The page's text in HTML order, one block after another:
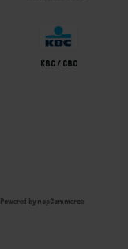
KBC / CBC
Powered by nopCommerce